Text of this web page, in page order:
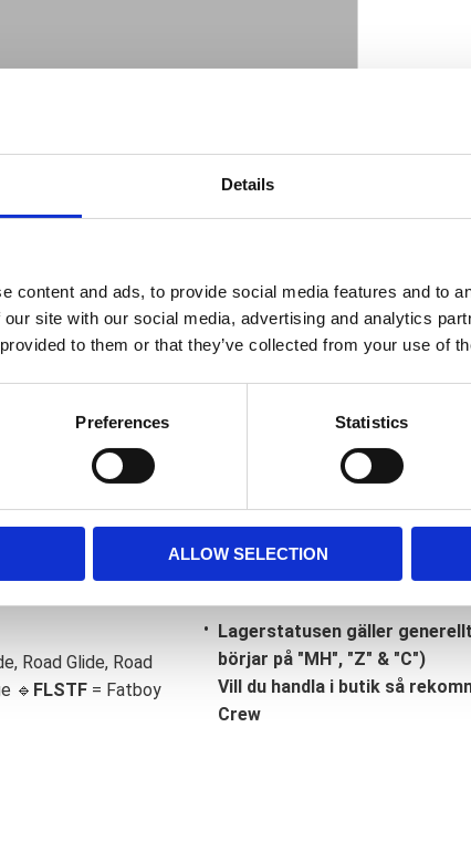
Details
content and ads, to provide social media features and to
site with our social media, advertising and analytics
to them or that they’ve collected from your use of
Preferences Statistics
ALLOW SELECTION
Road Glide, Road
🔹 FLSTF = Fatboy
Lagerstatusen gäller
börjar på "MH", "Z" & "C")
Vill du handla i butik så
Crew